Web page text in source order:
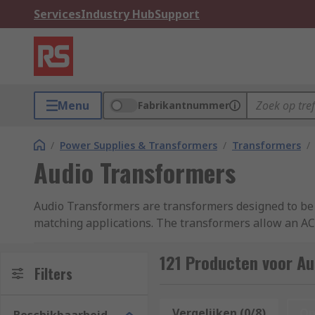
ServicesIndustry HubSupport
Menu Fabrikantnummer
/ Power Supplies & Transformers / Transformers /
Audio Transformers
Audio Transformers are transformers designed to
matching applications. The transformers allow an
through the input winding, a related AC signal
Filters 121 Producten voor